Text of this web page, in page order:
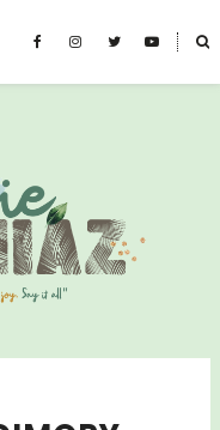
˟
INI